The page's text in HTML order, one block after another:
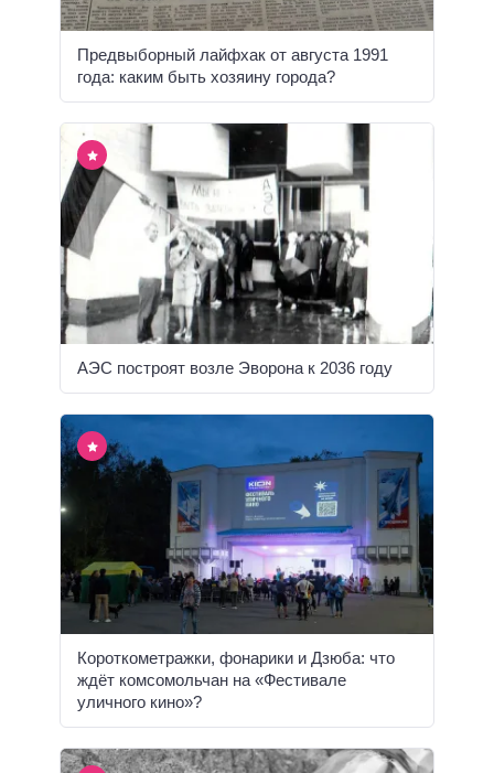
Предвыборный лайфхак от августа 1991
года: каким быть хозяину города?
АЭС построят возле Эворона к 2036 году
Короткометражки, фонарики и Дзюба: что
ждёт комсомольчан на «Фестивале
уличного кино»?